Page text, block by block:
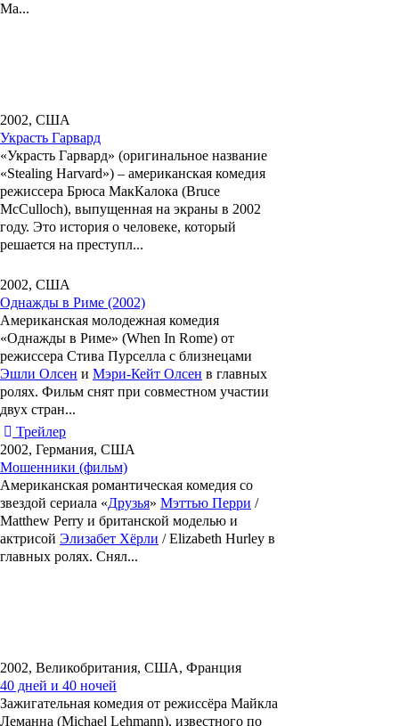
Ма...
2002, США
Украсть Гарвард
«Украсть Гарвард» (оригинальное название
«Stealing Harvard») – американская комедия
режиссера Брюса МакКалока (Bruce
McCulloch), выпущенная на экраны в 2002
году. Это история о человеке, который
решается на преступл...
2002, США
Однажды в Риме (2002)
Американская молодежная комедия
«Однажды в Риме» (When In Rome) от
режиссера Стива Пурселла с близнецами
Эшли Олсен и Мэри-Кейт Олсен в главных
ролях. Фильм снят при совместном участии
двух стран...
Трейлер
2002, Германия, США
Мошенники (фильм)
Американская романтическая комедия со
звездой сериала «Друзья» Мэттью Перри /
Matthew Perry и британской моделью и
актрисой Элизабет Хёрли / Elizabeth Hurley в
главных ролях. Снял...
2002, Великобритания, США, Франция
40 дней и 40 ночей
Зажигательная комедия от режиссёра Майкла
Леманна (Michael Lehmann), известного по